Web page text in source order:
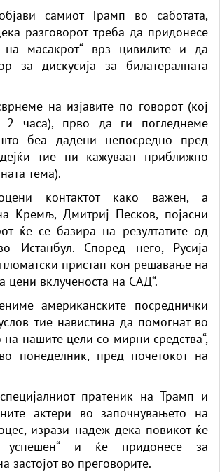
самиот Трамп во саботата,
разговорот треба да придонесе
на масакрот“ врз цивилите и да
за дискусија за билатералната
на изјавите по говорот (кој
2 часа), прво да ги погледнеме
беа дадени непосредно пред
тие ни кажуваат приближно
тема).
контактот како важен, а
Кремљ, Дмитриј Песков, појасни
ќе се базира на резултатите од
Истанбул. Според него, Русија
пристап кон решавање на
цени вклученоста на САД“.
американските посреднички
тие навистина да помогнат во
на нашите цели со мирни средства“,
понеделник, пред почетокот на
пратеник на Трамп и
актери во започнувањето на
изрази надеж дека повикот ќе
успешен“ и ќе придонесе за
застојот во преговорите.